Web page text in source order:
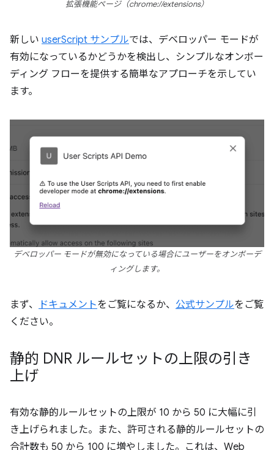
拡張機能ページ（chrome://extensions）
新しい userScript サンプルでは、デベロッパー モードが
有効になっているかどうかを検出し、シンプルなオンボー
ディング フローを提供する簡単なアプローチを示してい
ます。
デベロッパー モードが無効になっている場合にユーザーをオンボーデ
ィングします。
まず、 ドキュメントをご覧になるか、 公式サンプルをご覧
ください。
静的 DNR ルールセットの上限の引き
上げ
有効な静的ルールセットの上限が 10 から 50 に大幅に引
き上げられました。また、許可される静的ルールセットの
合計数も 50 から 100 に増やしました。これは、Web